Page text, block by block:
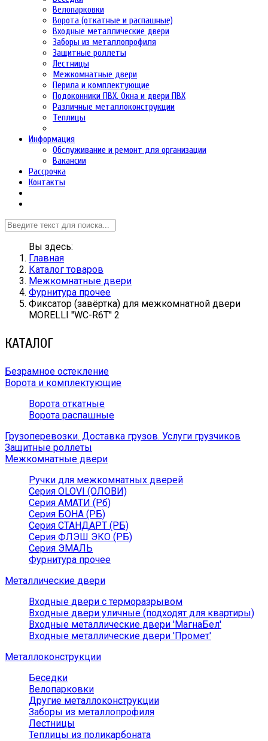
Велопарковки
Ворота (откатные и распашные)
Входные металлические двери
Заборы из металлопрофиля
Защитные роллеты
Лестницы
Межкомнатные двери
Перила и комплектующие
Подоконники ПВХ. Окна и двери ПВХ
Различные металлоконструкции
Теплицы
Информация
Обслуживание и ремонт для организации
Вакансии
Рассрочка
Контакты
Вы здесь:
Главная
Каталог товаров
Межкомнатные двери
Фурнитура прочее
Фиксатор (завёртка) для межкомнатной двери
MORELLI ''WC-R6T'' 2
КАТАЛОГ
Безрамное остекление
Ворота и комплектующие
Ворота откатные
Ворота распашные
Грузоперевозки. Доставка грузов. Услуги грузчиков
Защитные роллеты
Межкомнатные двери
Ручки для межкомнатных дверей
Серия OLOVI (ОЛОВИ)
Серия АМАТИ (Рб)
Серия БОНА (РБ)
Серия СТАНДАРТ (РБ)
Серия ФЛЭШ ЭКО (РБ)
Серия ЭМАЛЬ
Фурнитура прочее
Металлические двери
Входные двери с терморазрывом
Входные двери уличные (подходят для квартиры)
Входные металлические двери 'МагнаБел'
Входные металлические двери 'Промет'
Металлоконструкции
Беседки
Велопарковки
Другие металлоконструкции
Заборы из металлопрофиля
Лестницы
Теплицы из поликарбоната